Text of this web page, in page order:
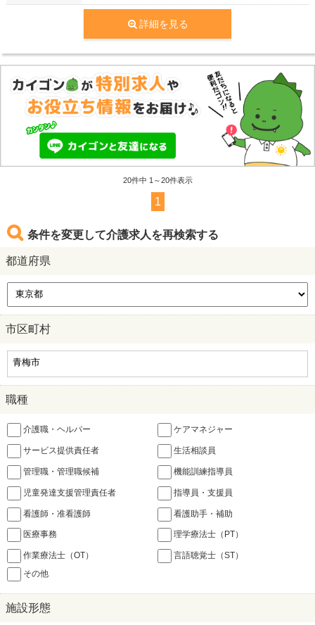
詳細を見る
20件中 1～20件表示
1
条件を変更して介護求人を再検索する
都道府県
市区町村
職種
介護職・ヘルパー ケアマネジャー
サービス提供責任者 生活相談員
管理職・管理職候補 機能訓練指導員
児童発達支援管理責任者 指導員・支援員
看護師・准看護師 看護助手・補助
医療事務 理学療法士（PT）
作業療法士（OT）
言語聴覚士（ST）
その他
施設形態